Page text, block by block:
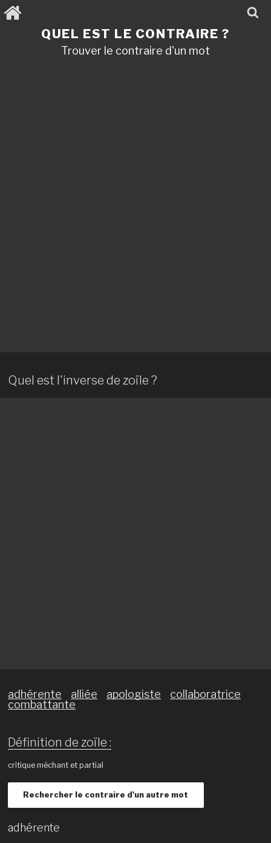
Aller
au
QUEL EST LE CONTRAIRE ?
Trouver le contraire d'un mot
Quel est l'inverse de zoïle ?
adhérente alliée apologiste
collaboratrice
combattante
Définition de zoïle :
critique méchant et partial
Rechercher le contraire d'un autre mot
adhérente